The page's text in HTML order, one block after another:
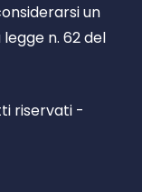
un
n. 62 del
riservati -